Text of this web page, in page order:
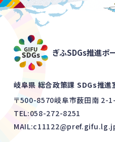
ました。今後も様々な場面
切にしていきます。
ぎふSDGs推進ポ
岐阜県 総合政策課 SDGs推進
〒500-8570岐阜市薮田南 2-
TEL:058-272-8251